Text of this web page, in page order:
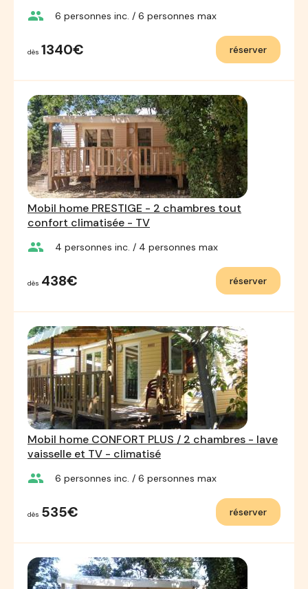
group 6 personnes inc. / 6 personnes max
dès 1340€ réserver
Mobil home PRESTIGE - 2 chambres tout
confort climatisée - TV
group 4 personnes inc. / 4 personnes max
dès 438€ réserver
Mobil home CONFORT PLUS / 2 chambres - lave
vaisselle et TV - climatisé
group 6 personnes inc. / 6 personnes max
dès 535€ réserver